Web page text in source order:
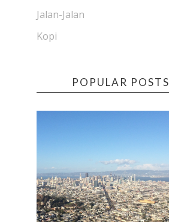
Jalan-Jalan
Kopi
POPULAR POSTS